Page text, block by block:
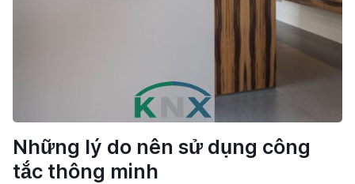
Những lý do nên sử dụng công
tắc thông minh